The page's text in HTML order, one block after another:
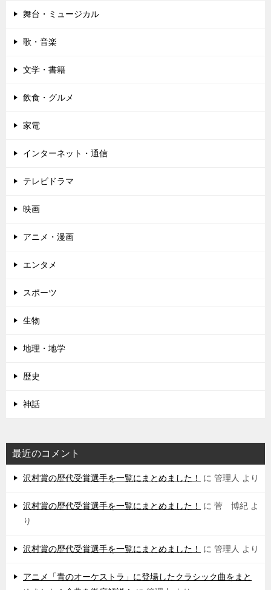
舞台・ミュージカル
歌・音楽
文学・書籍
飲食・グルメ
家電
インターネット・通信
テレビドラマ
映画
アニメ・漫画
エンタメ
スポーツ
生物
地理・地学
歴史
神話
最近のコメント
沢村賞の歴代受賞選手を一覧にまとめました！ に 管理人 より
沢村賞の歴代受賞選手を一覧にまとめました！ に 菅 博紀 よ
り
沢村賞の歴代受賞選手を一覧にまとめました！ に 管理人 より
アニメ「青のオーケストラ」に登場したクラシック曲をまと